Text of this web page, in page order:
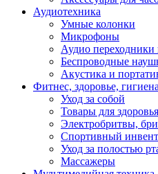
Аудиотехника
Умные колонки
Микрофоны
Аудио переходники
Беспроводные
Акустика и
Фитнес, здоровье, гигиена
Уход за собой
Товары для здоровья
Электробритвы,
Спортивный
Уход за полостью
Массажеры